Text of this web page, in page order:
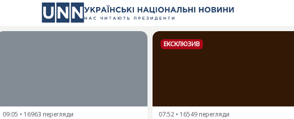
09:05 • 16963 перегляди
ЕКСКЛЮЗИВ
07:52 • 16549 перегляди